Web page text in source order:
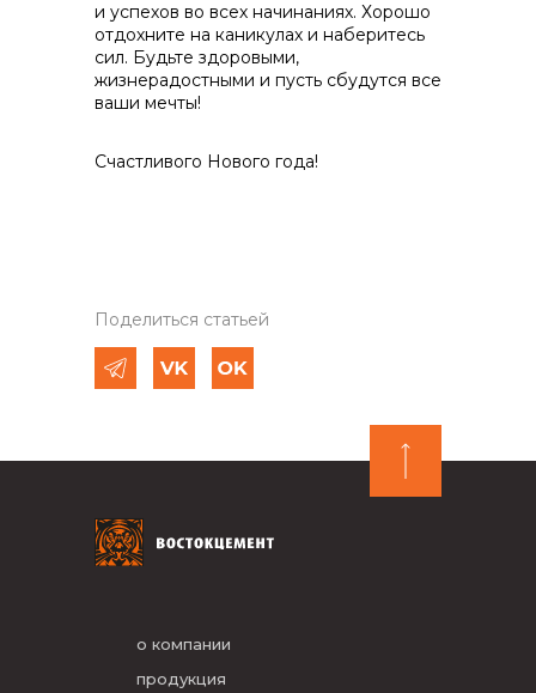
и успехов во всех начинаниях. Хорошо
отдохните на каникулах и наберитесь
сил. Будьте здоровыми,
жизнерадостными и пусть сбудутся все
ваши мечты!
Счастливого Нового года!
Поделиться статьей
о компании
продукция